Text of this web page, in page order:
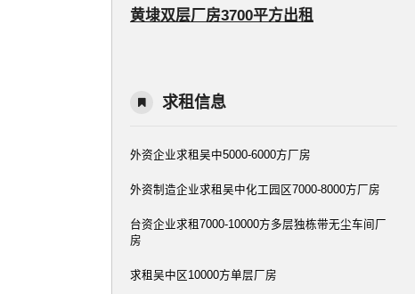
黄埭双层厂房3700平方出租
求租信息
外资企业求租吴中5000-6000方厂房
外资制造企业求租吴中化工园区7000-8000方厂房
台资企业求租7000-10000方多层独栋带无尘车间厂
房
求租吴中区10000方单层厂房